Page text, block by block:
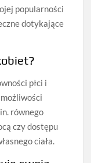
popularności
dotykające
płci i
równego
czy dostępu
ciała.